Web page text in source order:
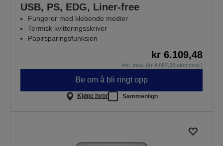
USB, PS, EDG, Liner-free
Fungerer med klebende medier
Termisk kvitteringsskriver
Papirsparingsfunksjon
kr 6.109,48
inkl. mva. (kr 4.887,58 uten mva.)
Be om å bli ringt opp
Kjøpe hvor Sammenlign